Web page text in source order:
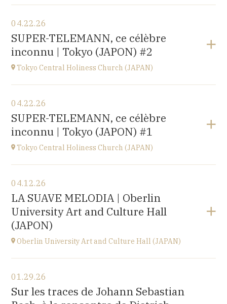
Yamanashi (JAPAN)
Kofu-City
at19H30
Go to site
04.22.26
SUPER-TELEMANN, ce célèbre
inconnu | Tokyo (JAPON) #2
Tokyo Central Holiness Church (JAPAN)
Tokyo (JAPAN)
at19H
04.22.26
SUPER-TELEMANN, ce célèbre
inconnu | Tokyo (JAPON) #1
Tokyo Central Holiness Church (JAPAN)
Tokyo (JAPAN)
at14H
04.12.26
LA SUAVE MELODIA | Oberlin
University Art and Culture Hall
(JAPON)
Oberlin University Art and Culture Hall (JAPAN)
〒194-0032 東京都町田市本町田2600-4
2600-4, Honmachida, Machida City, Tokyo (JAPAN)
01.29.26
Sur les traces de Johann Sebastian